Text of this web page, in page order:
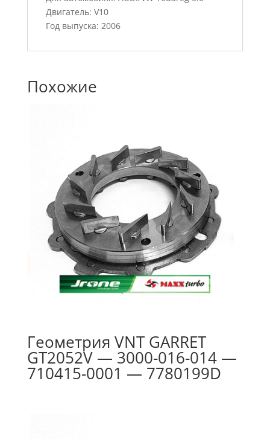
Двигатель: V10
Год выпуска: 2006
Похожие
Геометрия VNT GARRET
GT2052V — 3000-016-014 —
710415-0001 — 7780199D